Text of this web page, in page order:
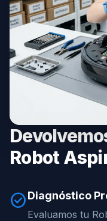
Robot
check_circleDiagnóstico
Evaluamos tu